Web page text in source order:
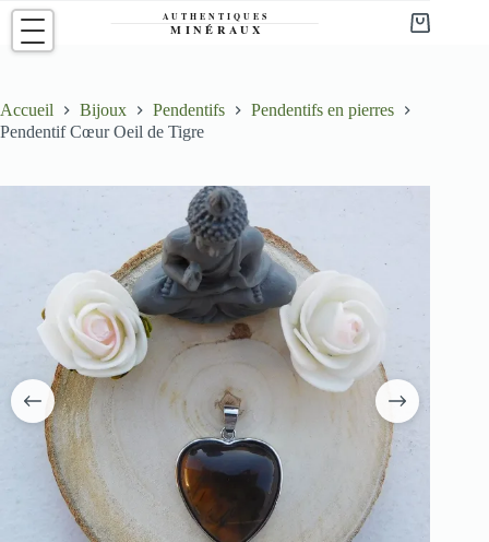
Passer
contenu
Panier
Accueil Bijoux Pendentifs
Pendentifs en pierres
Pendentif Cœur Oeil de Tigre